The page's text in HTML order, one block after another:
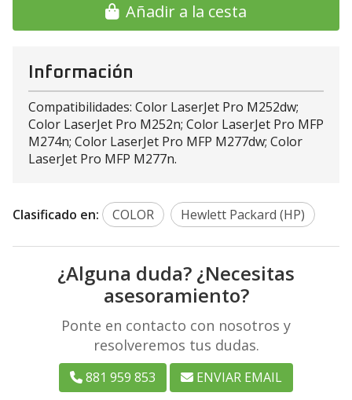
Añadir a la cesta
Información
Compatibilidades: Color LaserJet Pro M252dw;
Color LaserJet Pro M252n; Color LaserJet Pro MFP
M274n; Color LaserJet Pro MFP M277dw; Color
LaserJet Pro MFP M277n.
Clasificado en: COLOR Hewlett Packard (HP)
¿Alguna duda? ¿Necesitas
asesoramiento?
Ponte en contacto con nosotros y
resolveremos tus dudas.
881 959 853 ENVIAR EMAIL